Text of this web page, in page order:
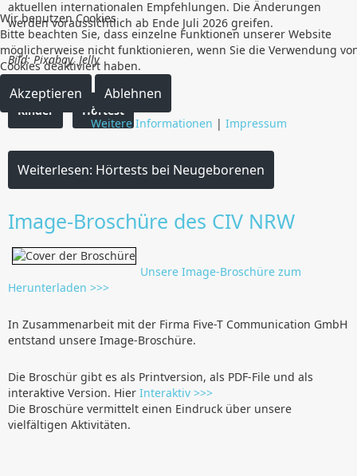
aktuellen internationalen Empfehlungen. Die Änderungen
werden voraussichtlich ab Ende Juli 2026 greifen.
Bild: Pixabay, Jelly
Kinder Hörtest
Weiterlesen: Hörtests bei Neugeborenen
Image-Broschüre des CIV NRW
Unsere Image-Broschüre zum
Herunterladen >>>
In Zusammenarbeit mit der Firma Five-T Communication GmbH
entstand unsere Image-Broschüre.
Die Broschür gibt es als Printversion, als PDF-File und als
interaktive Version. Hier Interaktiv >>>
Die Broschüre vermittelt einen Eindruck über unsere
vielfältigen Aktivitäten.
Wir benutzen Cookies
Bitte beachten Sie, dass einzelne Funktionen unserer Website
möglicherweise nicht funktionieren, wenn Sie die Verwendung
Cookies deaktiviert haben.
Akzeptieren Ablehnen
Weitere Informationen | Impressum